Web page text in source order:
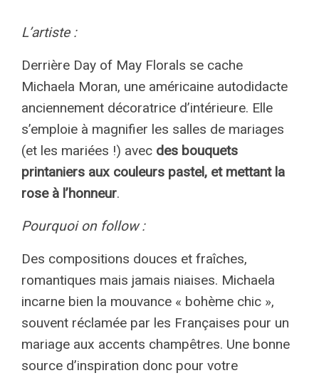
L’artiste :
Derrière Day of May Florals se cache
Michaela Moran, une américaine autodidacte
anciennement décoratrice d’intérieure. Elle
s’emploie à magnifier les salles de mariages
(et les mariées !) avec des bouquets
printaniers aux couleurs pastel, et mettant la
rose à l’honneur.
Pourquoi on follow :
Des compositions douces et fraîches,
romantiques mais jamais niaises. Michaela
incarne bien la mouvance « bohème chic »,
souvent réclamée par les Françaises pour un
mariage aux accents champêtres. Une bonne
source d’inspiration donc pour votre